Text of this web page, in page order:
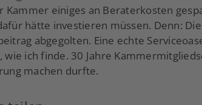
Kammer einiges an Beraterkosten
hätte investieren müssen. Denn:
abgegolten. Eine echte
ich finde. 30 Jahre
machen durfte.